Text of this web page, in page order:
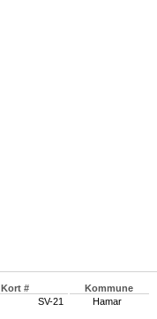
Kort #
Kommune
SV-21 Hamar